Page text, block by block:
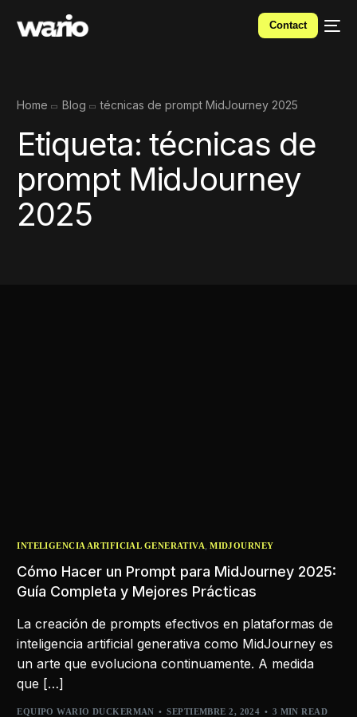
Contact
Home Blog técnicas de prompt MidJourney 2025
Etiqueta:técnicas de
prompt MidJourney
2025
INTELIGENCIA ARTIFICIAL GENERATIVA,MIDJOURNEY
Cómo Hacer un Prompt para MidJourney 2025:
Guía Completa y Mejores Prácticas
La creación de prompts efectivos en plataformas de
inteligencia artificial generativa como MidJourney es
un arte que evoluciona continuamente. A medida
que […]
EQUIPO WARIO DUCKERMAN SEPTIEMBRE 2, 2024 3 MIN READ